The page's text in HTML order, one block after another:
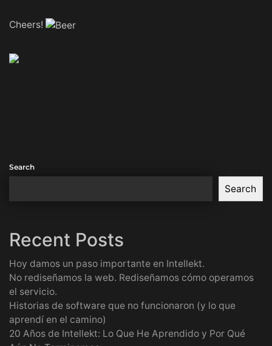
Cheers!
Search
Search
Recent Posts
Hoy damos un paso importante en Intellekt.
No rediseñamos la web. Rediseñamos cómo operamos
el servicio.
Historias de software que no funcionaron (y lo que
aprendí en el camino)
20 Años de Intellekt: Lo Que He Aprendido y Por Qué